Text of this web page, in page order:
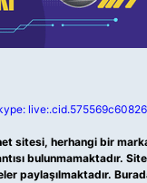
sitesi, herhangi bir
bulunmamaktadır.
paylaşılmaktadır.